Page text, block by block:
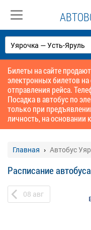
Билеты на сайте
электронных билетов
отправления рейса.
Посадка в автобус по
только при
личность, на основании
Главная Автобус
Расписание
08 авг